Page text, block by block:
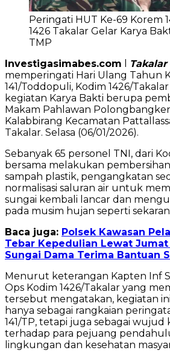
Peringati HUT Ke-69 Korem
1426 Takalar Gelar Karya
TMP
Investigasimabes.com
Takalar
memperingati Hari Ulang Tahun
141/Toddopuli, Kodim 1426/
kegiatan Karya Bakti berupa
Makam Pahlawan
Kalabbirang Kecamatan
Takalar. Selasa (06/01/2026).
Sebanyak 65 personel TNI, dari
bersama melakukan
sampah plastik, pengangkatan
normalisasi saluran air untuk
sungai kembali lancar dan
pada musim hujan seperti
Baca juga: Polsek Kawasan
Tebar Kepedulian Lewat
Sungai Dama Terima Bantuan
Menurut keterangan Kapten Inf
Ops Kodim 1426/Takalar yang
tersebut mengatakan, kegiatan
hanya sebagai rangkaian
141/TP, tetapi juga sebagai wujud
terhadap para pejuang
lingkungan dan kesehatan